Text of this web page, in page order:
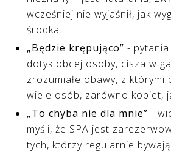
wcześniej nie wyjaśnił, jak
środka.
„Będzie krępująco” -
dotyk obcej osoby, cisza w
zrozumiałe obawy, z
wiele osób, zarówno kobiet,
„To chyba nie dla mnie” -
myśli, że SPA jest
tych, którzy regularnie